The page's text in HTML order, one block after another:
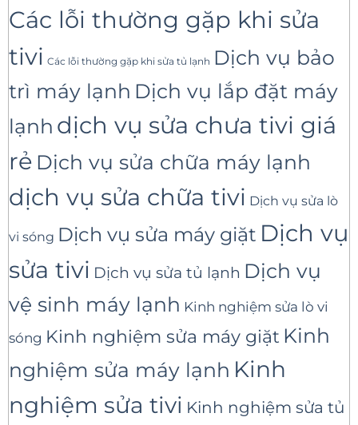
Các lỗi thường gặp khi sửa
tivi Các lỗi thường gặp khi sửa tủ lạnh Dịch vụ bảo
trì máy lạnh Dịch vụ lắp đặt máy
lạnh dịch vụ sửa chưa tivi giá
rẻ Dịch vụ sửa chữa máy lạnh
dịch vụ sửa chữa tivi Dịch vụ sửa lò
vi sóng Dịch vụ sửa máy giặt Dịch vụ
sửa tivi Dịch vụ sửa tủ lạnh Dịch vụ
vệ sinh máy lạnh Kinh nghiệm sửa lò vi
sóng Kinh nghiệm sửa máy giặt Kinh
nghiệm sửa máy lạnh Kinh
nghiệm sửa tivi Kinh nghiệm sửa tủ